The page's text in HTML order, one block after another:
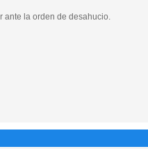
ante la orden de desahucio.